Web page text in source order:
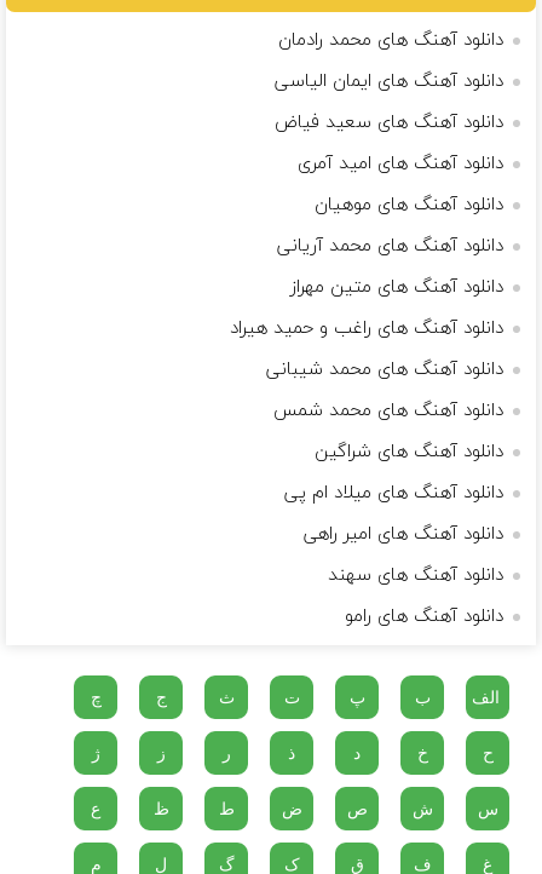
دانلود آهنگ های محمد رادمان
دانلود آهنگ های ایمان الیاسی
دانلود آهنگ های سعید فیاض
دانلود آهنگ های امید آمری
دانلود آهنگ های موهیان
دانلود آهنگ های محمد آریانی
دانلود آهنگ های متین مهراز
دانلود آهنگ های راغب و حمید هیراد
دانلود آهنگ های محمد شیبانی
دانلود آهنگ های محمد شمس
دانلود آهنگ های شراگین
دانلود آهنگ های میلاد ام پی
دانلود آهنگ های امیر راهی
دانلود آهنگ های سهند
دانلود آهنگ های رامو
الف ب پ ت ث ج چ
ح خ د ذ ر ز ژ
س ش ص ض ط ظ ع
غ ف ق ک گ ل م